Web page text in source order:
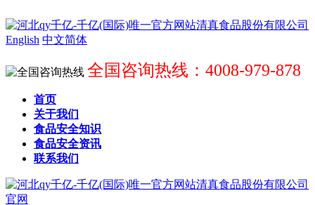
English 中文简体
全国咨询热线：4008-979-878
首页
关于我们
食品安全知识
食品安全资讯
联系我们